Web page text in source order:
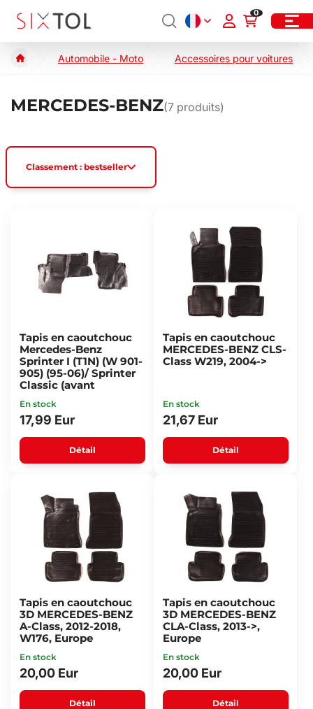
0
Automobile - Moto Accessoires pour voitures
MERCEDES-BENZ(7 produits)
Classement : bestseller
Tapis en caoutchouc
Mercedes-Benz
Sprinter I (T1N) (W 901-
905) (95-06)/ Sprinter
Classic (avant
En stock
17,99 Eur
Détail
Tapis en caoutchouc
MERCEDES-BENZ CLS-
Class W219, 2004->
En stock
21,67 Eur
Détail
Tapis en caoutchouc
3D MERCEDES-BENZ
A-Class, 2012-2018,
W176, Europe
En stock
20,00 Eur
Détail
Tapis en caoutchouc
3D MERCEDES-BENZ
CLA-Class, 2013->,
Europe
En stock
20,00 Eur
Détail